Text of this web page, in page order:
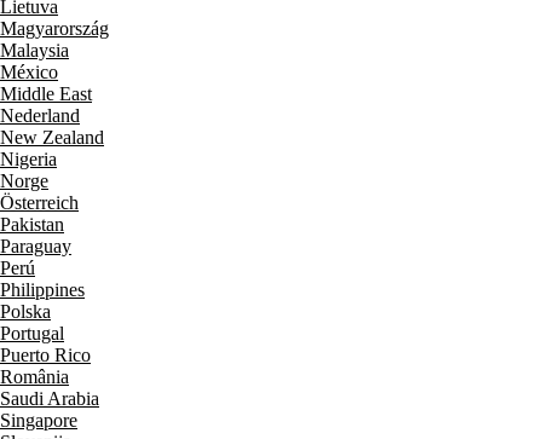
Lietuva
Magyarország
Malaysia
México
Middle East
Nederland
New Zealand
Nigeria
Norge
Österreich
Pakistan
Paraguay
Perú
Philippines
Polska
Portugal
Puerto Rico
România
Saudi Arabia
Singapore